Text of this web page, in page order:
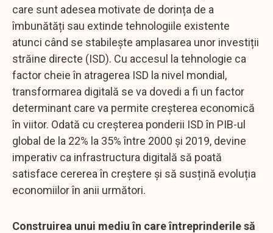
care sunt adesea motivate de dorința de a
îmbunătăți sau extinde tehnologiile existente
atunci când se stabilește amplasarea unor investiții
străine directe (ISD). Cu accesul la tehnologie ca
factor cheie în atragerea ISD la nivel mondial,
transformarea digitală se va dovedi a fi un factor
determinant care va permite creșterea economică
în viitor. Odată cu creșterea ponderii ISD în PIB-ul
global de la 22% la 35% între 2000 și 2019, devine
imperativ ca infrastructura digitală să poată
satisface cererea în creștere și să susțină evoluția
economiilor în anii următori.
Construirea unui mediu în care întreprinderile să